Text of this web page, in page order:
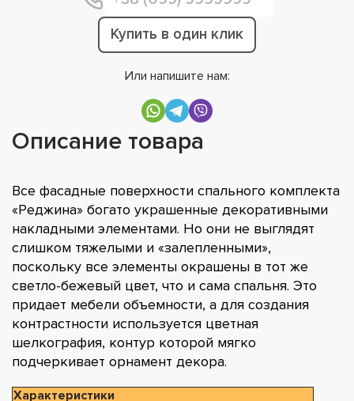
Купить в один клик
Или напишите нам:
Описание товара
Все фасадные поверхности спального комплекта
«Реджина» богато украшенные декоративными
накладными элементами. Но они не выглядят
слишком тяжелыми и «залепленными»,
поскольку все элементы окрашены в тот же
светло-бежевый цвет, что и сама спальня. Это
придает мебели объемности, а для создания
контрастности используется цветная
шелкография, контур которой мягко
подчеркивает орнамент декора.
Характеристики